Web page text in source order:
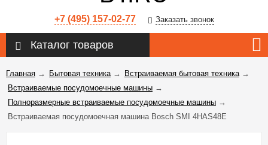
+7 (495) 157-02-77 Заказать звонок
Каталог товаров
Главная → Бытовая техника→ Встраиваемая бытовая техника→
Встраиваемые посудомоечные машины →
Полноразмерные встраиваемые посудомоечные машины →
Встраиваемая посудомоечная машина Bosch SMI 4HAS48E